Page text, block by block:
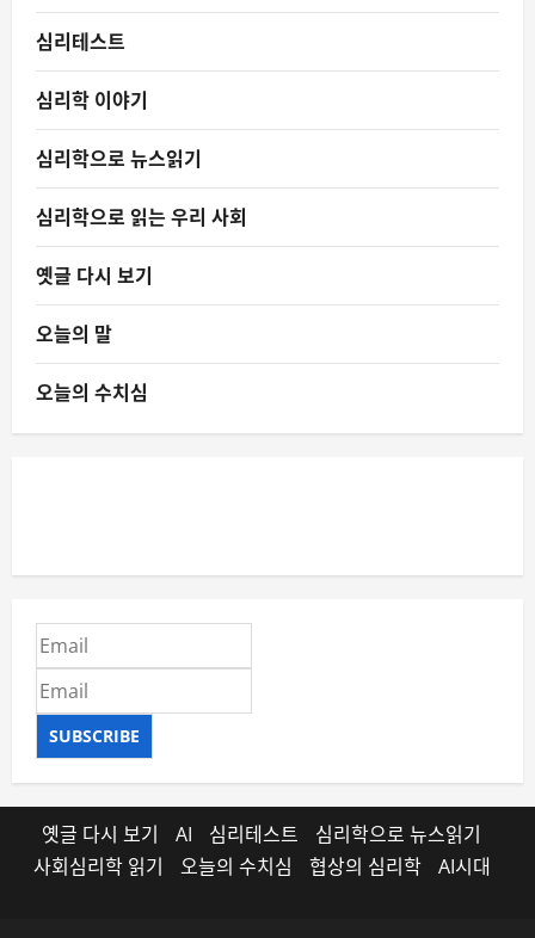
심리테스트
심리학 이야기
심리학으로 뉴스읽기
심리학으로 읽는 우리 사회
옛글 다시 보기
오늘의 말
오늘의 수치심
SUBSCRIBE
옛글 다시 보기 AI 심리테스트
심리학으로 뉴스읽기
사회심리학 읽기
오늘의 수치심 협상의 심리학 AI시대